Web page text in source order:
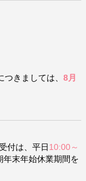
きましては、 8月
付は、平日 10:00～
年末年始休業期間を